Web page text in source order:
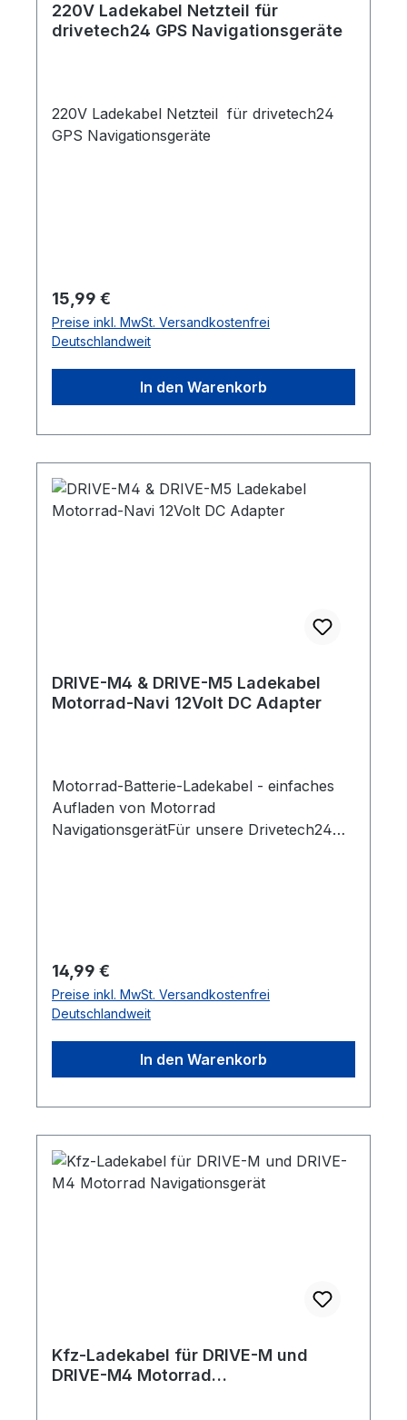
220V Ladekabel Netzteil für
drivetech24 GPS Navigationsgeräte
220V Ladekabel Netzteil für drivetech24
GPS Navigationsgeräte
Regulärer Preis:
15,99 €
Preise inkl. MwSt. Versandkostenfrei
Deutschlandweit
In den Warenkorb
DRIVE-M4 & DRIVE-M5 Ladekabel
Motorrad-Navi 12Volt DC Adapter
Motorrad-Batterie-Ladekabel - einfaches
Aufladen von Motorrad
NavigationsgerätFür unsere Drivetech24
nächsten Tour mit Ihrer Maschine nichts
mehr im Weg.Das Ladekabel funktioniert mit
Gleichstrom. Es hat einen Input-Stromwert
in Höhe von 12 Volt und einen Output-
Regulärer Preis:
14,99 €
Preise inkl. MwSt. Versandkostenfrei
Deutschlandweit
In den Warenkorb
Kfz-Ladekabel für DRIVE-M und
DRIVE-M4 Motorrad